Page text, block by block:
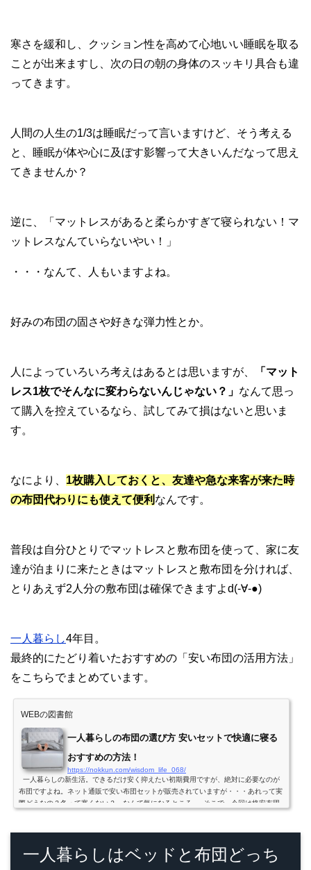
寒さを緩和し、クッション性を高めて心地いい睡眠を取る
ことが出来ますし、次の日の朝の身体のスッキリ具合も違
ってきます。
人間の人生の1/3は睡眠だって言いますけど、そう考える
と、睡眠が体や心に及ぼす影響って大きいんだなって思え
てきませんか？
逆に、「マットレスがあると柔らかすぎて寝られない！マ
ットレスなんていらないやい！」
・・・なんて、人もいますよね。
好みの布団の固さや好きな弾力性とか。
人によっていろいろ考えはあるとは思いますが、
「マット
レス1枚でそんなに変わらないんじゃない？」 なんて思っ
て購入を控えているなら、試してみて損はないと思いま
す。
なにより、 1枚購入しておくと、友達や急な来客が来た時
の布団代わりにも使えて便利 なんです。
普段は自分ひとりでマットレスと敷布団を使って、家に友
達が泊まりに来たときはマットレスと敷布団を分ければ、
とりあえず2人分の敷布団は確保できますよd(-∀-●)
一人暮らし4年目。
最終的にたどり着いたおすすめの「安い布団の活用方法」
をこちらでまとめています。
WEBの図書館
一人暮らしの布団の選び方 安いセットで快適に寝る
おすすめの方法！
https://nokkun.com/wisdom_life_068/
一人暮らしの新生活。できるだけ安く抑えたい初期費用ですが、絶対に必要なのが
布団ですよね。ネット通販で安い布団セットが販売されていますが・・・あれって実
際どうなの？冬って寒くない？…なんて気になるところ。 そこで、今回は格安布団
一人暮らしはベッドと布団どっち